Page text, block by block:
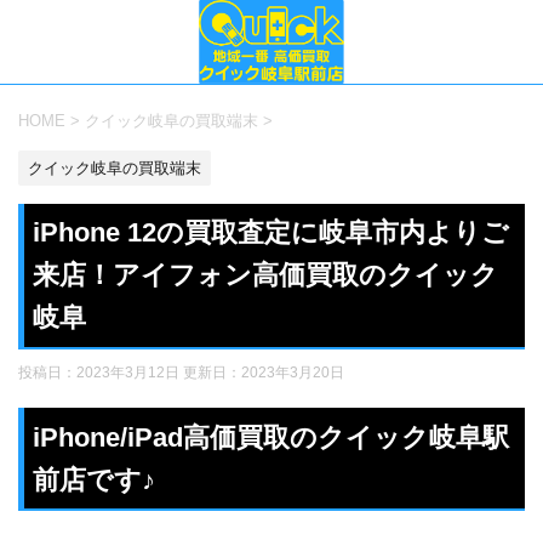
HOME > クイック岐阜の買取端末 >
クイック岐阜の買取端末
iPhone 12の買取査定に岐阜市内よりご
来店！アイフォン高価買取のクイック
岐阜
投稿日：2023年3月12日 更新日： 2023年3月20日
iPhone/iPad高価買取のクイック岐阜駅
前店です♪